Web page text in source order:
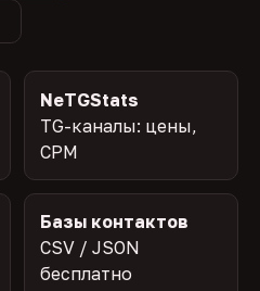
NeTGStats
TG-каналы: цены,
CPM
Базы контактов
CSV / JSON
бесплатно